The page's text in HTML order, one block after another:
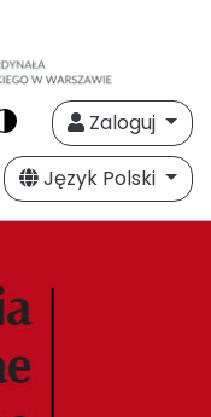
Zaloguj
Język Polski